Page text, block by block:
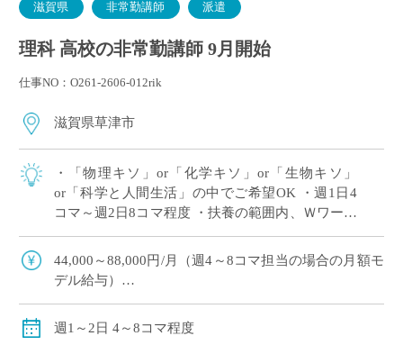
滋賀県 非常勤講師 派遣
理科 高校の非常勤講師 9月開始
仕事NO：O261-2606-012rik
滋賀県草津市
・「物理キソ」or「化学キソ」or「生物キソ」
or「科学と人間生活」の中でご希望OK ・週1日4
コマ～週2日8コマ程度 ・扶養の範囲内、Ｗワーク
高等学校にて、理科の非常勤講師 […]
44,000～88,000円/月（週4～8コマ担当の場合の月額モ
デル給与）
算になります。
週1～2日 4～8コマ程度